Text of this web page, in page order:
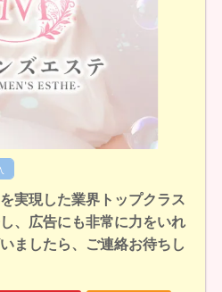
実現した業界トップクラス
、広告にも非常に力をいれ
ましたら、ご連絡お待ちし